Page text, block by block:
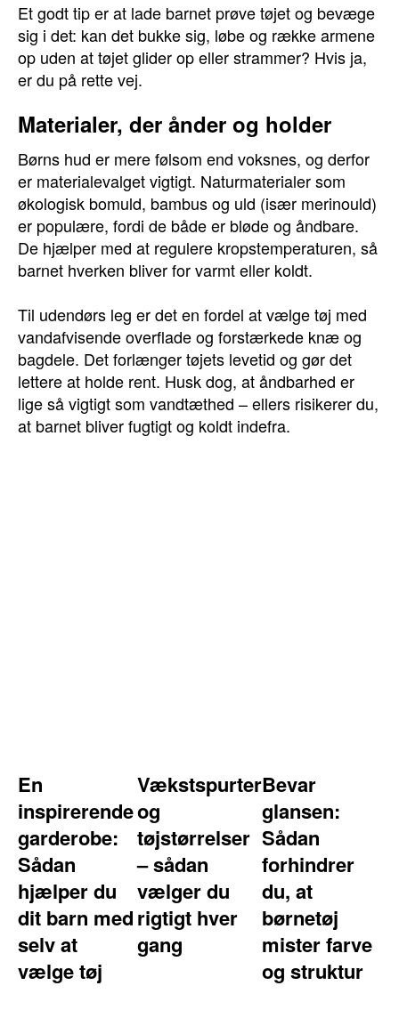
Et godt tip er at lade barnet prøve tøjet og bevæge
sig i det: kan det bukke sig, løbe og række armene
op uden at tøjet glider op eller strammer? Hvis ja,
er du på rette vej.
Materialer, der ånder og holder
Børns hud er mere følsom end voksnes, og derfor
er materialevalget vigtigt. Naturmaterialer som
økologisk bomuld, bambus og uld (især merinould)
er populære, fordi de både er bløde og åndbare.
De hjælper med at regulere kropstemperaturen, så
barnet hverken bliver for varmt eller koldt.
Til udendørs leg er det en fordel at vælge tøj med
vandafvisende overflade og forstærkede knæ og
bagdele. Det forlænger tøjets levetid og gør det
lettere at holde rent. Husk dog, at åndbarhed er
lige så vigtigt som vandtæthed – ellers risikerer du,
at barnet bliver fugtigt og koldt indefra.
En
inspirerende
garderobe:
Sådan
hjælper du
dit barn med
selv at
vælge tøj
Vækstspurter
og
tøjstørrelser
– sådan
vælger du
rigtigt hver
gang
Bevar
glansen:
Sådan
forhindrer
du, at
børnetøj
mister farve
og struktur